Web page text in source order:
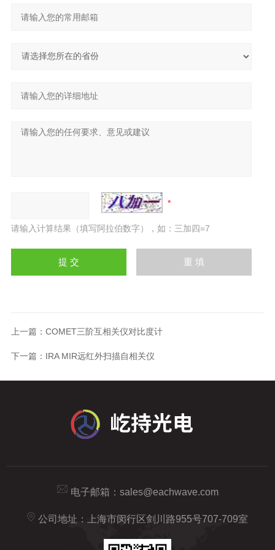
请输入计算结果（填写阿拉伯数字），如：三加四=7
上一篇： COMET三阶互相关仪对比度计
下一篇： IRA MIR远红外扫描自相关仪
电子邮箱： sales@eachwave.com
公司地址：上海市闵行区剑川路955号707-709室